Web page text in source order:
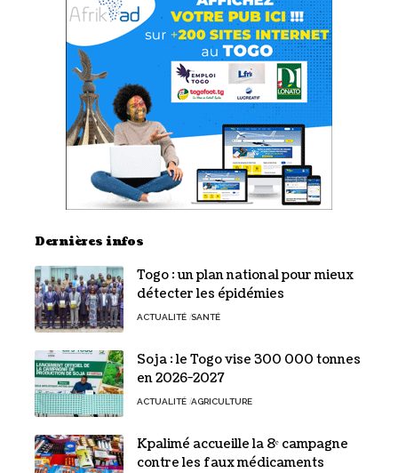
Dernières infos
Togo : un plan national pour mieux
détecter les épidémies
ACTUALITÉ SANTÉ
Soja : le Togo vise 300 000 tonnes
en 2026-2027
ACTUALITÉ AGRICULTURE
Kpalimé accueille la 8ᵉ campagne
contre les faux médicaments